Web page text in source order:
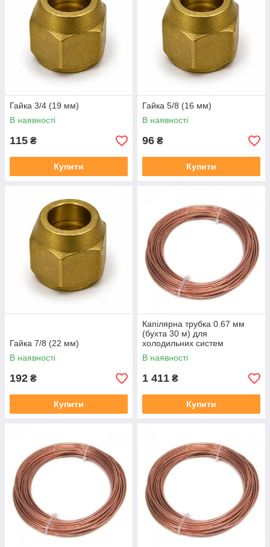
Гайка 3/4 (19 мм)
В наявності
115 ₴
Купити
Гайка 5/8 (16 мм)
В наявності
96 ₴
Купити
Гайка 7/8 (22 мм)
В наявності
192 ₴
Купити
Капілярна трубка 0.67 мм
(бухта 30 м) для
холодильних систем
В наявності
1 411 ₴
Купити